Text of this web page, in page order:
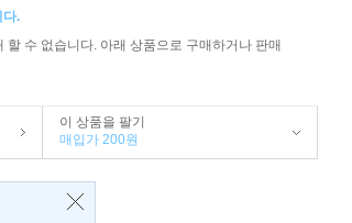
다.
할 수 없습니다. 아래 상품으로 구매하거나 판매
이 상품을 팔기
매입가 200원